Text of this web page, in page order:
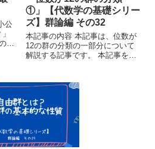
整
算
①」【代数学の基礎シリー
ズ】群論編 その32
本記事の内容 本記事は、位数が
12の群の分類の一部分について
解説する記事です。 本記事を読
理について知っている必要があ
るため、以下の記事も合わせて